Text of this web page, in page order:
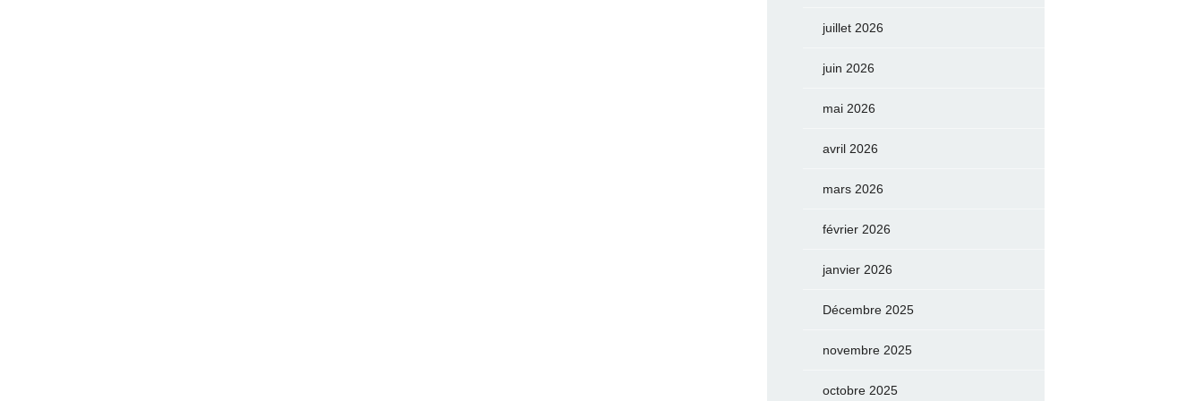
juillet 2026
juin 2026
mai 2026
avril 2026
mars 2026
février 2026
janvier 2026
Décembre 2025
novembre 2025
octobre 2025